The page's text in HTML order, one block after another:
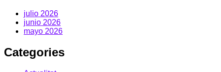
julio 2026
junio 2026
mayo 2026
Categories